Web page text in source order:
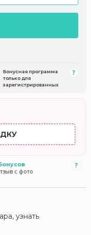
Бонусная программа
только для
зарегистрированных
с фото
узнать